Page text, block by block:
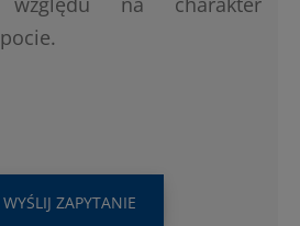
WYŚLIJ ZAPYTANIE